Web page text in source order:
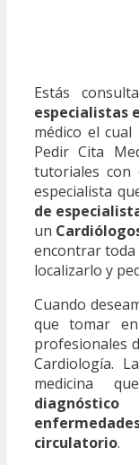
Estás
especialistas
médico el
Pedir Cita
tutoriales con
especialista
de
un
encontrar toda
localizarlo y
Cuando
que tomar
profesionales
Cardiología. La
medicina
circulatorio.